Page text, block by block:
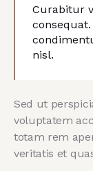
Curabitur
nisl.
Sed ut
voluptatem
totam rem
veritatis et